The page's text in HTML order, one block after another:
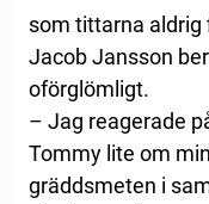
som tittarna aldrig
Jacob Jansson
oförglömligt.
– Jag reagerade
Tommy lite om
gräddsmeten i